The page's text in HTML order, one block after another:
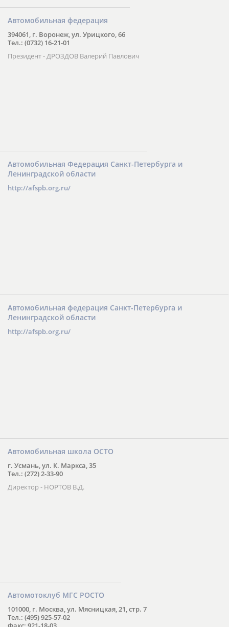
Автомобильная федерация
394061, г. Воронеж, ул. Урицкого, 66
Тел.: (0732) 16-21-01
Президент - ДРОЗДОВ Валерий Павлович
Автомобильная Федерация Санкт-Петербурга и
Ленинградской области
http://afspb.org.ru/
Автомобильная федерация Санкт-Петербурга и
Ленинградской области
http://afspb.org.ru/
Автомобильная школа ОСТО
г. Усмань, ул. К. Маркса, 35
Тел.: (272) 2-33-90
Директор - НОРТОВ В.Д.
Автомотоклуб МГС РОСТО
101000, г. Москва, ул. Мясницкая, 21, стр. 7
Тел.: (495) 925-57-02